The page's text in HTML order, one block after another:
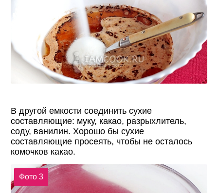
В другой емкости соединить сухие
составляющие: муку, какао, разрыхлитель,
соду, ванилин. Хорошо бы сухие
составляющие просеять, чтобы не осталось
комочков какао.
Фото 3